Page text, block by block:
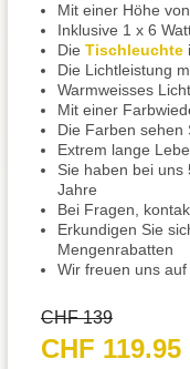
Mit einer Höhe
Inklusive 1 x 6
Die Tischleuchte
Die Lichtleistung
Warmweisses
Mit einer
Die Farben sehen
Extrem lange
Sie haben bei uns
Jahre
Bei Fragen,
Erkundigen Sie
Mengenrabatten
Wir freuen uns
CHF 139
CHF 119.95